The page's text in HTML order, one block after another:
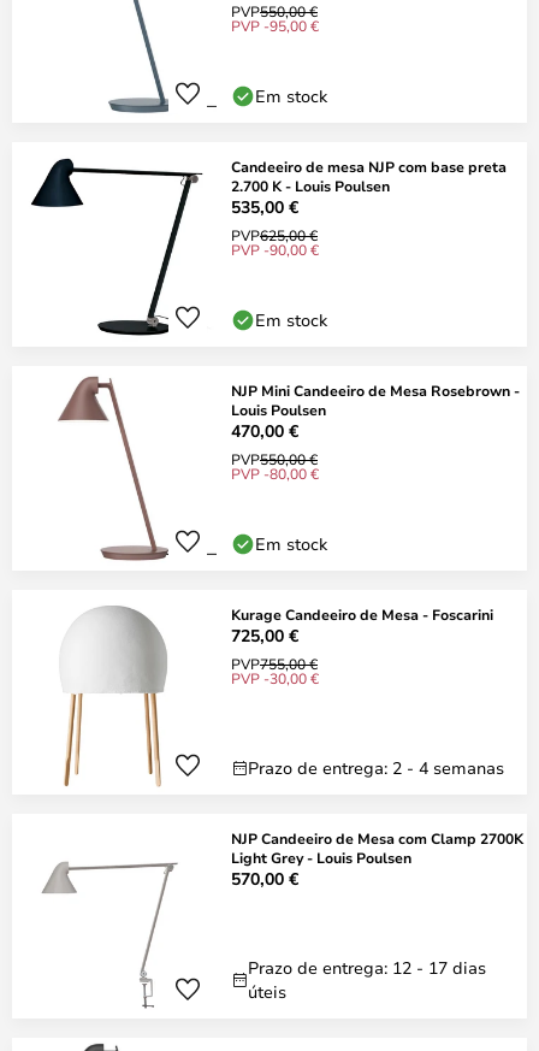
PVP550,00 €
PVP -95,00 €
Em stock
Candeeiro de mesa NJP com base preta
2.700 K - Louis Poulsen
535,00 €
PVP625,00 €
PVP -90,00 €
Em stock
NJP Mini Candeeiro de Mesa Rosebrown -
Louis Poulsen
470,00 €
PVP550,00 €
PVP -80,00 €
Em stock
Kurage Candeeiro de Mesa - Foscarini
725,00 €
PVP755,00 €
PVP -30,00 €
Prazo de entrega: 2 - 4 semanas
NJP Candeeiro de Mesa com Clamp 2700K
Light Grey - Louis Poulsen
570,00 €
Prazo de entrega: 12 - 17 dias
úteis